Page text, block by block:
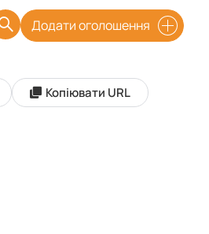
Додати оголошення
Копіювати URL